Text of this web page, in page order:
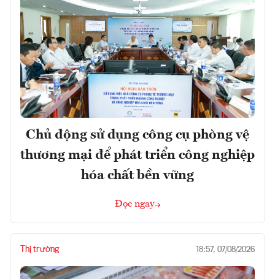
Chủ động sử dụng công cụ phòng vệ
thương mại để phát triển công nghiệp
hóa chất bền vững
Đọc ngay
Thị trường 18:57, 07/08/2026